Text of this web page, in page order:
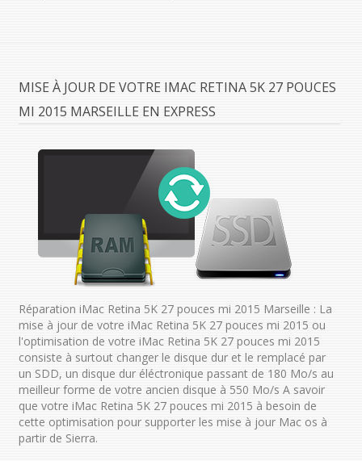
MISE À JOUR DE VOTRE IMAC RETINA 5K 27 POUCES
MI 2015 MARSEILLE EN EXPRESS
Réparation iMac Retina 5K 27 pouces mi 2015 Marseille : La
mise à jour de votre iMac Retina 5K 27 pouces mi 2015 ou
l'optimisation de votre iMac Retina 5K 27 pouces mi 2015
consiste à surtout changer le disque dur et le remplacé par
un SDD, un disque dur éléctronique passant de 180 Mo/s au
meilleur forme de votre ancien disque à 550 Mo/s A savoir
que votre iMac Retina 5K 27 pouces mi 2015 à besoin de
cette optimisation pour supporter les mise à jour Mac os à
partir de Sierra.